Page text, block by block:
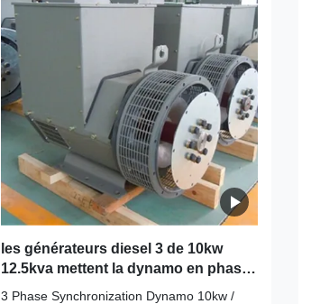
Voltage 110-240V Frequency 50HZ Speed
1500RPM Mounting dimensions Stamford
Type
les générateurs diesel 3 de 10kw
12.5kva mettent la dynamo en phase
de synchronisation
3 Phase Synchronization Dynamo 10kw /